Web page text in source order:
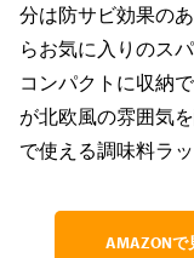
分は防サビ効果の
らお気に入りのス
コンパクトに収納
が北欧風の雰囲気
で使える調味料ラッ
AMAZONで